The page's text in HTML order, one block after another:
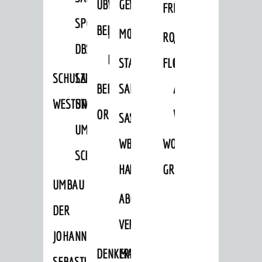
SPORTHALLE
DBS
SCHULZENTRUM
WESTSTADT
SANIERUNG-
UND
UMBAUMASSNAHME S
CHLOSS
UMBAU
DER
JOHANN-
ÜBER
BEBAUUNGSPLÄNE
VERFAHREN
BEBAUUNGSPLÄNE
KERNSTADT
BEBAUUNGSPLÄNE
ORTSTEILE
EINZELHANDELSKONZEPT
MOBILFUNKKONZEPT
LÄRMAKTIONSPLAN
STADTERNEUERUNG/-
SANIERUNG
SANIERUNG
WESTLICH
HAUPTBAHNHOF
SANIERUNGSGEBIET
HILDEBRANDSCHE
MÜHLE
ABGESCHLOSSENE
VERFAHREN
DENKMALSCHUTZ
ERHALTUNGSSATZUNGEN
FRÜHLING
HERBST
RODENSTEINER
FLOHMARKT
„WOINEM
LIVE“
AM
WINDECKPLATZ
WOCHENMARKT
GROOVE